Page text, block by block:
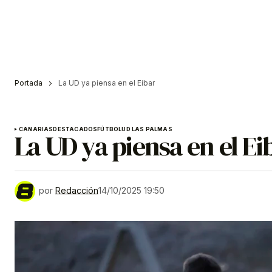
Portada La UD ya piensa en el Eibar
CANARIASDESTACADOSFÚTBOLUD LAS PALMAS
La UD ya piensa en el
por Redacción14/10/2025 19:50